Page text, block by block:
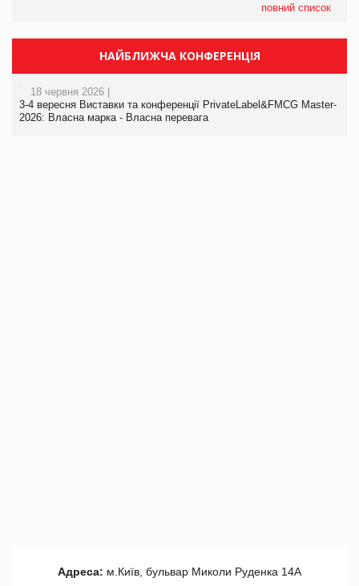
повний список
НАЙБЛИЖЧА КОНФЕРЕНЦІЯ
18 червня 2026 |
3-4 вересня Виставки та конференції PrivateLabel&FMCG Master-
2026: Власна марка - Власна перевага
Адреса: м.Київ, бульвар Миколи Руденка 14А